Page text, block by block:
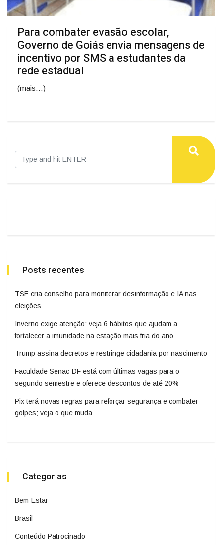
Para combater evasão escolar,
Governo de Goiás envia mensagens de
incentivo por SMS a estudantes da
rede estadual
(mais…)
Posts recentes
TSE cria conselho para monitorar desinformação e IA nas
eleições
Inverno exige atenção: veja 6 hábitos que ajudam a
fortalecer a imunidade na estação mais fria do ano
Trump assina decretos e restringe cidadania por nascimento
Faculdade Senac-DF está com últimas vagas para o
segundo semestre e oferece descontos de até 20%
Pix terá novas regras para reforçar segurança e combater
golpes; veja o que muda
Categorias
Bem-Estar
Brasil
Conteúdo Patrocinado